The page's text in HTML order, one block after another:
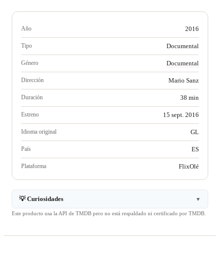
Año 2016
Tipo Documental
Género Documental
Dirección Mario Sanz
Duración 38 min
Estreno 15 sept. 2016
Idioma original GL
País ES
Plataforma FlixOlé
💡 Curiosidades ▼
Este producto usa la API de TMDB pero no está respaldado ni certificado por TMDB.